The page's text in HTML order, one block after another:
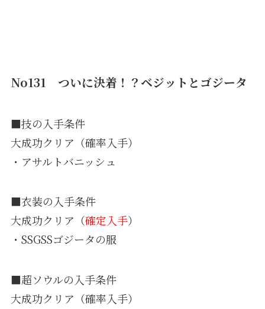
No131 ついに決着！？ベジットとゴジータ
■技の入手条件
大成功クリア（確率入手）
・アサルトバニッシュ
■衣装の入手条件
大成功クリア（確定入手）
・SSGSSゴジータの服
■超ソウルの入手条件
大成功クリア（確率入手）